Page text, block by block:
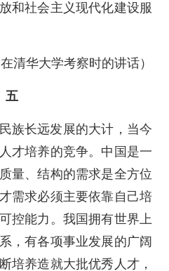
和社会主义现代化建设服
在清华大学考察时的讲话）
五
族长远发展的大计，当今
才培养的竞争。中国是一
量、结构的需求是全方位
需求必须主要依靠自己培
控能力。我国拥有世界上
，有各项事业发展的广阔
培养造就大批优秀人才，